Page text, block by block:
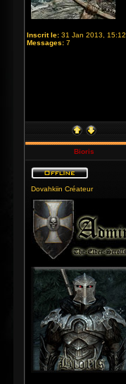
Inscrit le: 31 Jan 2013, 15:12
Messages: 7
Bioris
Dovahkiin Créateur